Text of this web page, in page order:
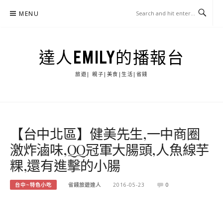
MENU
達人EMILY的播報台
旅遊| 親子|美食|生活|省錢
【台中北區】健美先生,一中商圈
激炸滷味,QQ冠軍大腸頭,人魚線芋
粿,還有進擊的小腸
台中~特色小吃 省錢旅遊達人 2016-05-23 0